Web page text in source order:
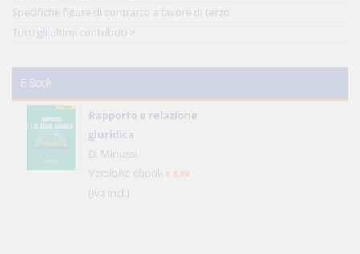
Specifiche figure di contratto a favore di terzo
Tutti gli ultimi contributi >
E-Book
Rapporto e relazione
giuridica
D. Minussi
Versione ebook € 5,99
(iva incl.)